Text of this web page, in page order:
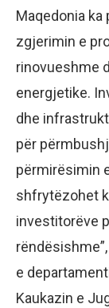
Maqedonia
zgjerimin e
rinovueshme
energjetike.
dhe
për
përmirësimin
shfrytëzohet
investitorëve
e
Kaukazin e